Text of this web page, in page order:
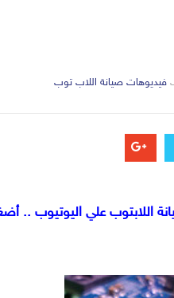
التصانيف
فيديوهات صيانة اللاب توب
اللابتوب علي اليوتيوب ..